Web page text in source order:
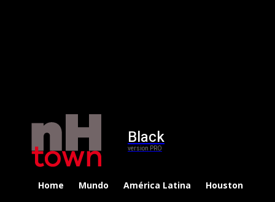
Black
version PRO
Home Mundo América Latina Houston